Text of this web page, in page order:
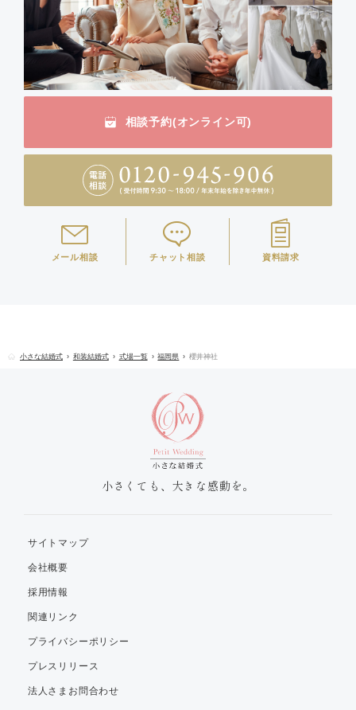
相談予約(オンライン可)
メール相談 チャット相談 資料請求
小さな結婚式 和装結婚式 式場一覧 福岡県 櫻井神社
小さくても、大きな感動を。
サイトマップ
会社概要
採用情報
関連リンク
プライバシーポリシー
プレスリリース
法人さまお問合わせ